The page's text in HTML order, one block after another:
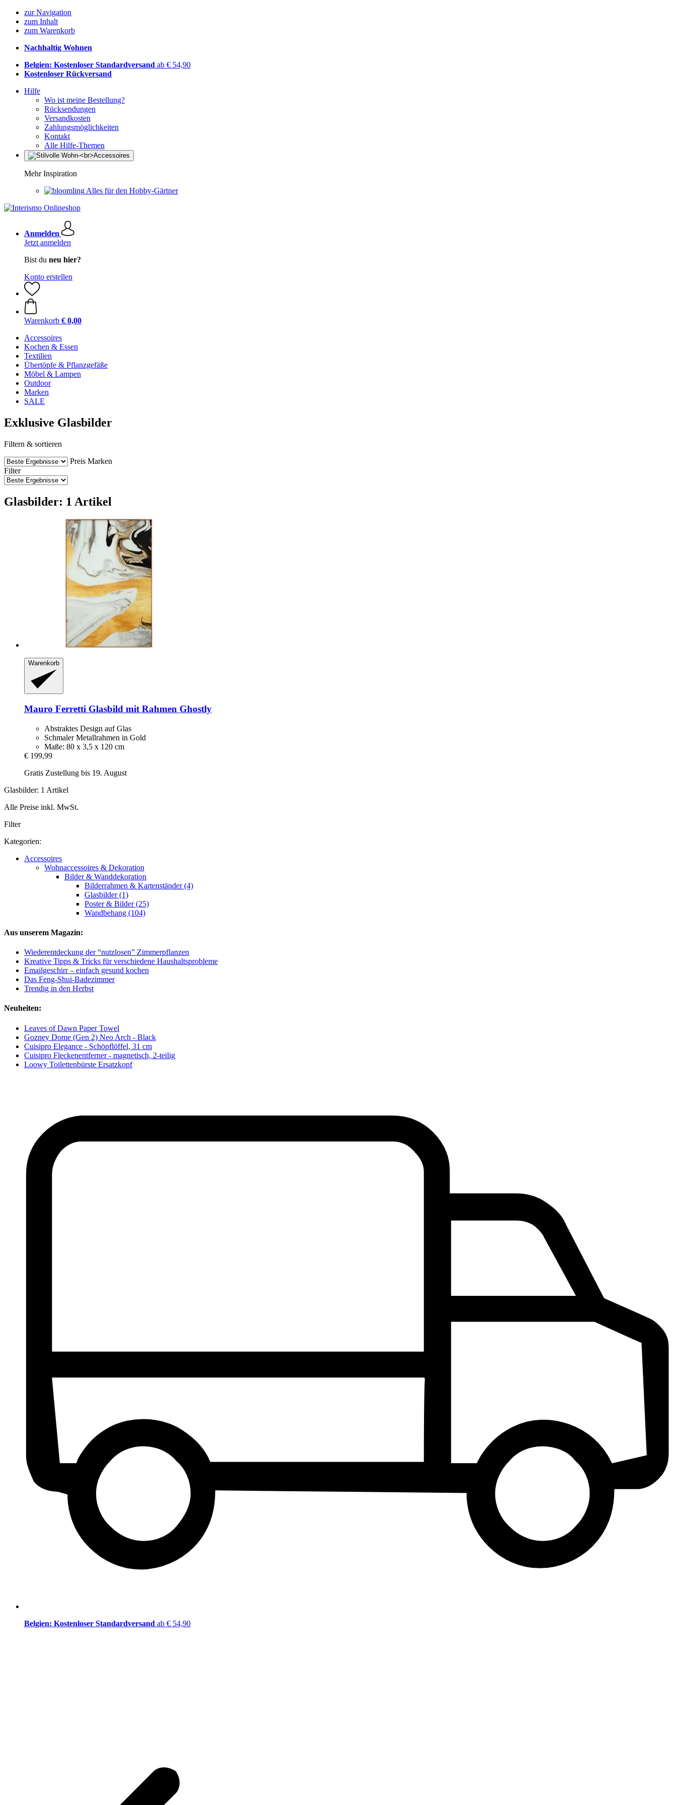
zur Navigation
zum Inhalt
zum Warenkorb
Nachhaltig Wohnen
Belgien: Kostenloser Standardversand ab € 54,90
Kostenloser Rückversand
Hilfe
Wo ist meine Bestellung?
Rücksendungen
Versandkosten
Zahlungsmöglichkeiten
Kontakt
Alle Hilfe-Themen
Mehr Inspiration
Alles für den Hobby-Gärtner
Anmelden
Jetzt anmelden
Bist du neu hier?
Konto erstellen
Warenkorb € 0,00
Accessoires
Kochen & Essen
Textilien
Übertöpfe & Pflanzgefäße
Möbel & Lampen
Outdoor
Marken
SALE
Exklusive Glasbilder
Filtern & sortieren
Preis Marken
Filter
Glasbilder: 1 Artikel
Warenkorb
Mauro Ferretti Glasbild mit Rahmen Ghostly
Abstraktes Design auf Glas
Schmaler Metallrahmen in Gold
Maße: 80 x 3,5 x 120 cm
€ 199,99
Gratis Zustellung bis 19. August
Glasbilder: 1 Artikel
Alle Preise inkl. MwSt.
Filter
Kategorien:
Accessoires
Wohnaccessoires & Dekoration
Bilder & Wanddekoration
Bilderrahmen & Kartenständer (4)
Glasbilder (1)
Poster & Bilder (25)
Wandbehang (104)
Aus unserem Magazin:
Wiederentdeckung der “nutzlosen” Zimmerpflanzen
Kreative Tipps & Tricks für verschiedene Haushaltsprobleme
Emailgeschirr – einfach gesund kochen
Das Feng-Shui-Badezimmer
Trendig in den Herbst
Neuheiten:
Leaves of Dawn Paper Towel
Gozney Dome (Gen 2) Neo Arch - Black
Cuisipro Elegance - Schöpflöffel, 31 cm
Cuisipro Fleckenentferner - magnetisch, 2-teilig
Loowy Toilettenbürste Ersatzkopf
Belgien: Kostenloser Standardversand ab € 54,90